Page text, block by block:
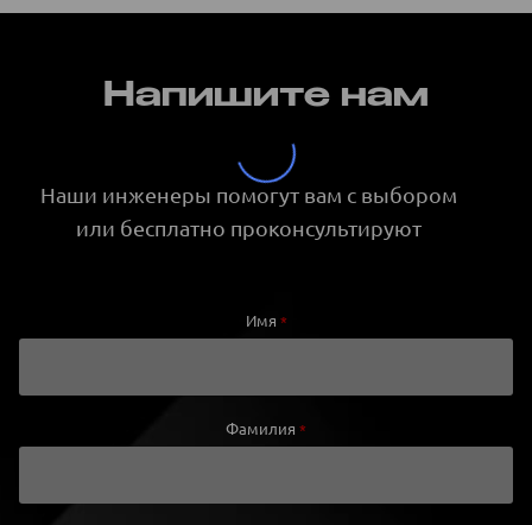
Напишите нам
Наши инженеры помогут вам с выбором
или бесплатно проконсультируют
Имя *
Фамилия *